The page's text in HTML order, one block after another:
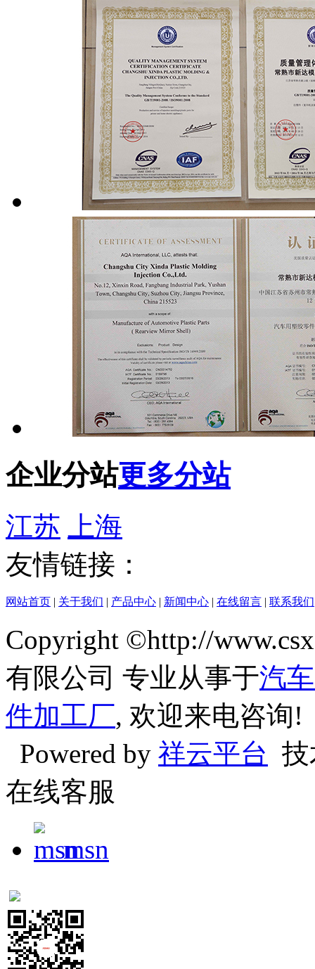
企业分站更多分站
江苏
上海
友情链接：
网站首页 | 关于我们 | 产品中心 | 新闻中心 | 在线留言 | 联系我们
Copyright ©http://
有限公司 专业从事于汽
件加工厂, 欢迎来电咨询!
Powered by 祥云平台
在线客服
msn